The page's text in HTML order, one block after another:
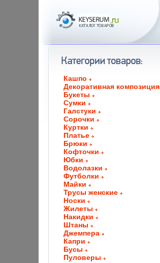
Кашпо
Декоративная композиция
Букеты
Сумки
Галстуки
Сорочки
Куртки
Платье
Брюки
Кофточки
Юбки
Водолазки
Футболки
Майки
Трусы женские
Носки
Жилеты
Накидки
Штаны
Джемпера
Капри
Бусы
Пуловеры